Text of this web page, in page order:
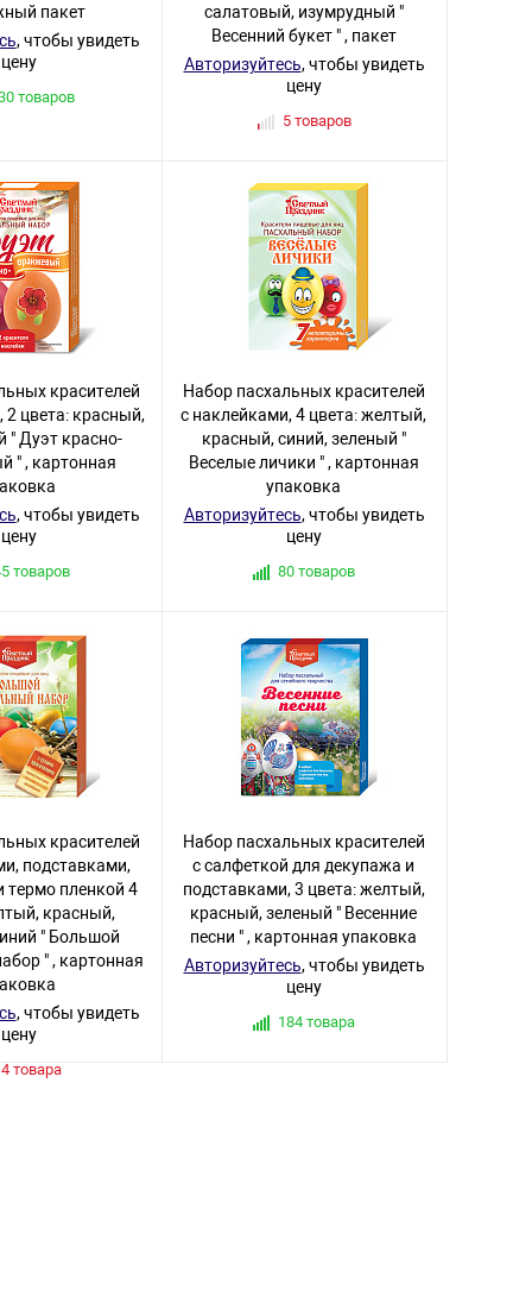
пакет
, чтобы увидеть
цену
товаров
салатовый, изумрудный "
Весенний букет " , пакет
Авторизуйтесь, чтобы увидеть
цену
5 товаров
красителей
2 цвета: красный,
" Дуэт красно-
" , картонная
, чтобы увидеть
цену
товаров
Набор пасхальных красителей
с наклейками, 4 цвета: желтый,
красный, синий, зеленый "
Веселые личики " , картонная
упаковка
Авторизуйтесь, чтобы увидеть
цену
80 товаров
красителей
подставками,
пленкой 4
красный,
" Большой
" , картонная
, чтобы увидеть
цену
4 товара
Набор пасхальных красителей
с салфеткой для декупажа и
подставками, 3 цвета: желтый,
красный, зеленый " Весенние
песни " , картонная упаковка
Авторизуйтесь, чтобы увидеть
цену
184 товара